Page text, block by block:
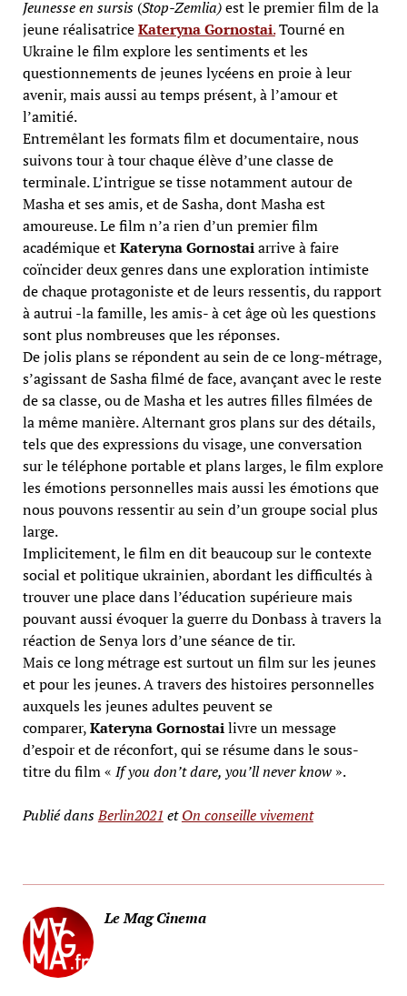
Jeunesse en sursis(Stop-Zemlia)est le premier film de la
jeune réalisatriceKateryna Gornostai.Tourné en
Ukraine le film explore les sentiments et les
questionnements de jeunes lycéens en proie à leur
avenir, mais aussi au temps présent, à l’amour et
l’amitié.
Entremêlant les formats film et documentaire, nous
suivons tour à tour chaque élève d’une classe de
terminale. L’intrigue se tisse notamment autour de
Masha et ses amis, et de Sasha, dont Masha est
amoureuse. Le film n’a rien d’un premier film
académique etKateryna Gornostaiarrive à faire
coïncider deux genres dans une exploration intimiste
de chaque protagoniste et de leurs ressentis, du rapport
à autrui -la famille, les amis- à cet âge où les questions
sont plus nombreuses que les réponses.
De jolis plans se répondent au sein de ce long-métrage,
s’agissant de Sasha filmé de face, avançant avec le reste
de sa classe, ou de Masha et les autres filles filmées de
la même manière. Alternant gros plans sur des détails,
tels que des expressions du visage, une conversation
sur le téléphone portable et plans larges, le film explore
les émotions personnelles mais aussi les émotions que
nous pouvons ressentir au sein d’un groupe social plus
large.
Implicitement, le film en dit beaucoup sur le contexte
social et politique ukrainien, abordant les difficultés à
trouver une place dans l’éducation supérieure mais
pouvant aussi évoquer la guerre du Donbass à travers la
réaction de Senya lors d’une séance de tir.
Mais ce long métrage est surtout un film sur les jeunes
et pour les jeunes. A travers des histoires personnelles
auxquels les jeunes adultes peuvent se
comparer,Kateryna Gornostailivre un message
d’espoir et de réconfort, qui se résume dans le sous-
titre du film « If you don’t dare, you’ll never know ».
Publié dansBerlin2021 etOn conseille vivement
Le Mag Cinema